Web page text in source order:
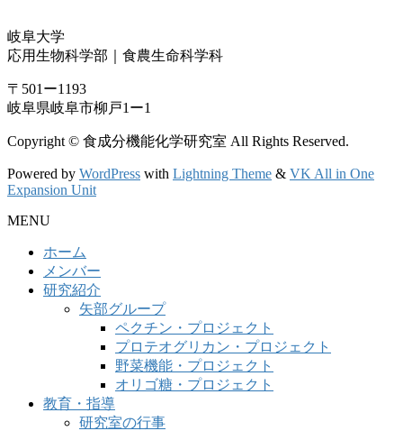
岐阜大学
応用生物科学部｜食農生命科学科
〒501ー1193
岐阜県岐阜市柳戸1ー1
Copyright © 食成分機能化学研究室 All Rights Reserved.
Powered by WordPress with Lightning Theme & VK All in One
Expansion Unit
MENU
ホーム
メンバー
研究紹介
矢部グループ
ペクチン・プロジェクト
プロテオグリカン・プロジェクト
野菜機能・プロジェクト
オリゴ糖・プロジェクト
教育・指導
研究室の行事